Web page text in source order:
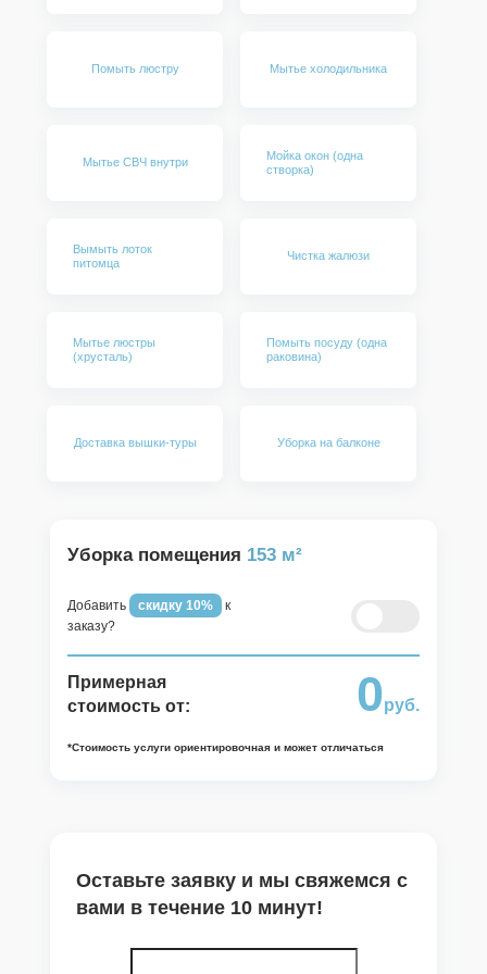
Помоем посуду (большое
Протрем столешницу и кухонный
Помоем плиту/варочную панель
Помоем мусорную корзину
верха шкафов
(освобожденные от посуды)
Удаляем пыль с потолка
Обеспыливание бытовой техники
СВЧ и пр.) для новой техники
Помыть люстру Мытье холодильника
Мытье СВЧ внутри
Мойка окон (одна
створка)
Вымыть лоток
питомца
Чистка жалюзи
Мытье люстры
(хрусталь)
Помыть посуду (одна
раковина)
Доставка вышки-туры Уборка на балконе
Уборка помещения 153 м²
Добавить скидку 10%
к
заказу?
Примерная
стоимость от:
0руб.
*Стоимость услуги ориентировочная и может отличаться
Оставьте заявку и мы свяжемся с
вами в течение 10 минут!